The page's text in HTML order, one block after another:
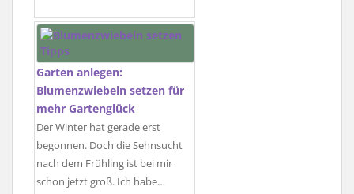
Garten anlegen:
Blumenzwiebeln setzen für
mehr Gartenglück
Der Winter hat gerade erst
begonnen. Doch die Sehnsucht
nach dem Frühling ist bei mir
schon jetzt groß. Ich habe…